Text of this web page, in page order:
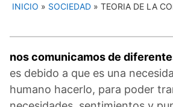
INICIO » SOCIEDAD » TEORIA DE LA
nos comunicamos de
es debido a que es una
humano hacerlo, para poder